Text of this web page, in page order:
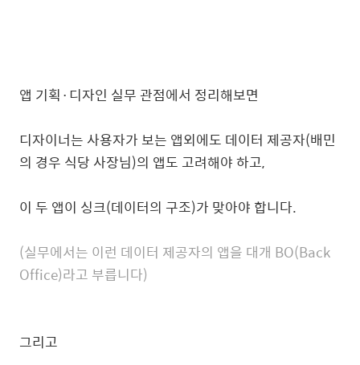
앱 기획· 디자인 실무 관점에서 정리해보면
디자이너는 사용자가 보는 앱외에도 데이터 제공자(배민
의 경우 식당 사장님)의 앱도 고려해야 하고,
이 두 앱이 싱크(데이터의 구조)가 맞아야 합니다.
(실무에서는 이런 데이터 제공자의 앱을 대개 BO(Back
Office)라고 부릅니다)
그리고